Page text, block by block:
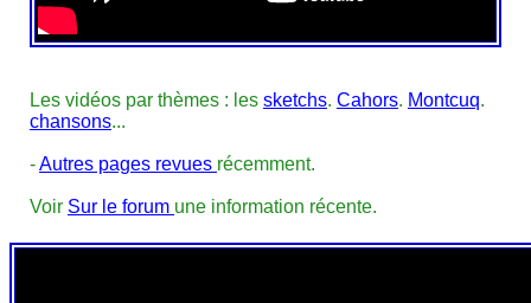
Les vidéos par thèmes : les sketchs. Cahors. Montcuq.
chansons...
-Autres pages revues récemment.
Voir Sur le forum une information récente.